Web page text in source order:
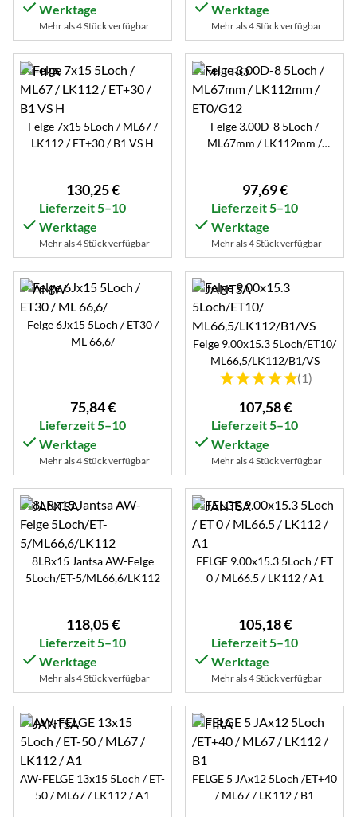
Werktage
Mehr als 4 Stück verfügbar
Werktage
Mehr als 4 Stück verfügbar
Felge 7x15 5Loch / ML67 /
LK112 / ET+30 / B1 VS H
130,25€
Lieferzeit 5–10
Werktage
Mehr als 4 Stück verfügbar
Felge 3.00D-8 5Loch /
ML67mm / LK112mm /
97,69€
Lieferzeit 5–10
Werktage
Mehr als 4 Stück verfügbar
Felge 6Jx15 5Loch / ET30 /
ML 66,6/
75,84€
Lieferzeit 5–10
Werktage
Mehr als 4 Stück verfügbar
Felge 9.00x15.3 5Loch/ET10/
ML66,5/LK112/B1/VS
Bewertung: 5 von 5 (1
(1)
107,58€
Lieferzeit 5–10
Werktage
Mehr als 4 Stück verfügbar
8LBx15 Jantsa AW-Felge
5Loch/ET-5/ML66,6/LK112
118,05€
Lieferzeit 5–10
Werktage
Mehr als 4 Stück verfügbar
FELGE 9.00x15.3 5Loch / ET
0 / ML66.5 / LK112 / A1
105,18€
Lieferzeit 5–10
Werktage
Mehr als 4 Stück verfügbar
AW-FELGE 13x15 5Loch / ET-
50 / ML67 / LK112 / A1
FELGE 5 JAx12 5Loch /ET+40
/ ML67 / LK112 / B1